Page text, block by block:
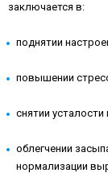
заключается в:
поднятии
повышении
снятии
облегчении
нормализации